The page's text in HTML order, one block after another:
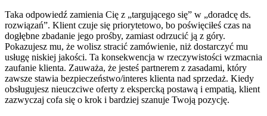
Taka odpowiedź zamienia Cię z „targującego się” w „doradcę ds.
rozwiązań”. Klient czuje się priorytetowo, bo poświęciłeś czas na
dogłębne zbadanie jego prośby, zamiast odrzucić ją z góry.
Pokazujesz mu, że wolisz stracić zamówienie, niż dostarczyć mu
usługę niskiej jakości. Ta konsekwencja w rzeczywistości wzmacnia
zaufanie klienta. Zauważa, że jesteś partnerem z zasadami, który
zawsze stawia bezpieczeństwo/interes klienta nad sprzedaż. Kiedy
obsługujesz nieuczciwe oferty z ekspercką postawą i empatią, klient
zazwyczaj cofa się o krok i bardziej szanuje Twoją pozycję.